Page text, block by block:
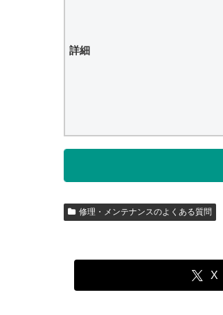
詳細
修理・メンテナンスのよくある質問
X